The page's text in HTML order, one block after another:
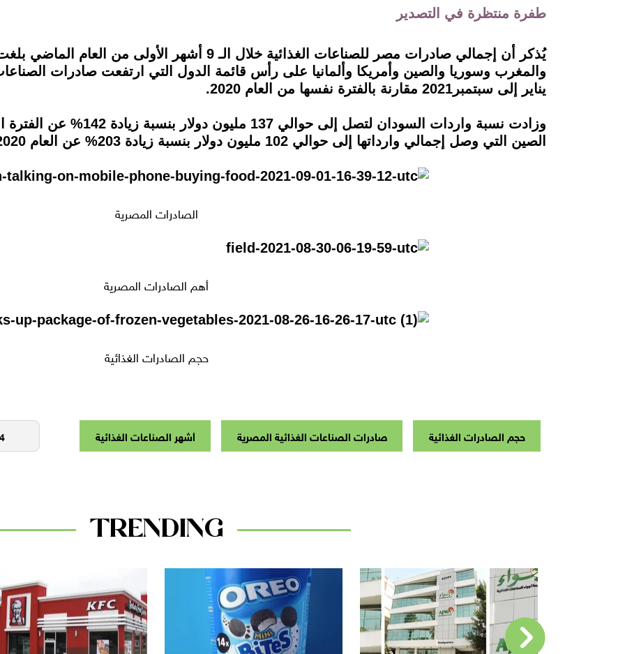
طفرة منتظرة في التصدير
والمغرب وسوريا والصين وأمريكا وألمانيا على رأس قائمة الدول التي ارتفعت صادرات
يناير إلى سبتمبر2021 مقارنة بالفترة نفسها من العام 2020.
الصين التي وصل إجمالي وارداتها إلى حوالي 102 مليون دولار بنسبة زيادة 203% عن العام 2020.
الصادرات المصرية
أهم الصادرات المصرية
حجم الصادرات الغذائية
حجم الصادرات الغذائية صادرات الصناعات الغذائية المصرية أشهر الصناعات الغذائية
TRENDING